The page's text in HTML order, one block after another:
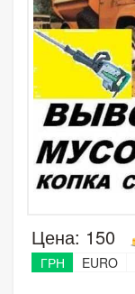
Цена: 150
ГРН EURO